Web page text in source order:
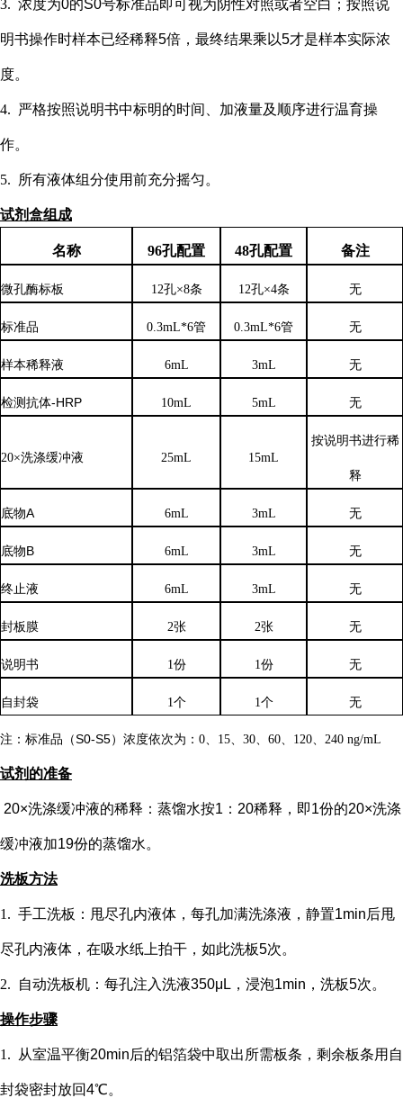
3. 浓度为0的S0号标准品即可视为阴性对照或者空白；按照说
明书操作时样本已经稀释5倍，最终结果乘以5才是样本实际浓
度。
4. 严格按照说明书中标明的时间、加液量及顺序进行温育操
作。
5. 所有液体组分使用前充分摇匀。
试剂盒组成
名称 96孔配置 48孔配置 备注
微孔酶标板 12孔×8条 12孔×4条 无
标准品 0.3mL*6管 0.3mL*6管 无
样本稀释液 6mL 3mL 无
检测抗体-HRP 10mL 5mL 无
20×洗涤缓冲液 25mL 15mL
按说明书进行稀
释
底物A 6mL 3mL 无
底物B 6mL 3mL 无
终止液 6mL 3mL 无
封板膜 2张 2张 无
说明书 1份 1份 无
自封袋 1个 1个 无
注：标准品（S0-S5）浓度依次为： 0、15、30、60、120、240 ng/mL
试剂的准备
20×洗涤缓冲液的稀释：蒸馏水按1：20稀释，即1份的20×洗涤
缓冲液加19份的蒸馏水。
洗板方法
1. 手工洗板：甩尽孔内液体，每孔加满洗涤液，静置1min后甩
尽孔内液体，在吸水纸上拍干，如此洗板5次。
2. 自动洗板机：每孔注入洗液350μL，浸泡1min，洗板5次。
操作步骤
1. 从室温平衡20min后的铝箔袋中取出所需板条，剩余板条用自
封袋密封放回4℃。